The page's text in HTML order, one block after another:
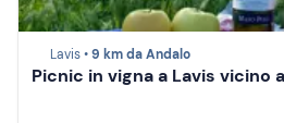
Lavis •9 km da Andalo
Picnic in vigna a Lavis vicino